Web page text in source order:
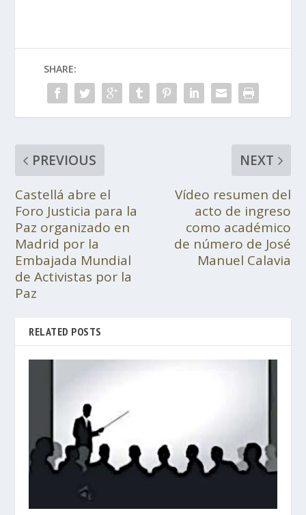
SHARE:
PREVIOUS
Castellá abre el
Foro Justicia para la
Paz organizado en
Madrid por la
Embajada Mundial
de Activistas por la
Paz
NEXT
Vídeo resumen del
acto de ingreso
como académico
de número de José
Manuel Calavia
RELATED POSTS